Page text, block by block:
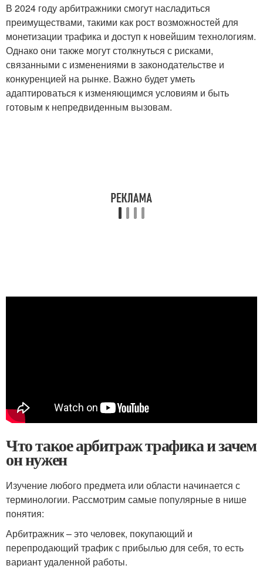
В 2024 году арбитражники смогут насладиться
преимуществами, такими как рост возможностей для
монетизации трафика и доступ к новейшим технологиям.
Однако они также могут столкнуться с рисками,
связанными с изменениями в законодательстве и
конкуренцией на рынке. Важно будет уметь
адаптироваться к изменяющимся условиям и быть
готовым к непредвиденным вызовам.
Что такое арбитраж трафика и зачем
он нужен
Изучение любого предмета или области начинается с
терминологии. Рассмотрим самые популярные в нише
понятия:
Арбитражник – это человек, покупающий и
перепродающий трафик с прибылью для себя, то есть
вариант удаленной работы.